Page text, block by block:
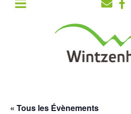
« Tous les Évènements